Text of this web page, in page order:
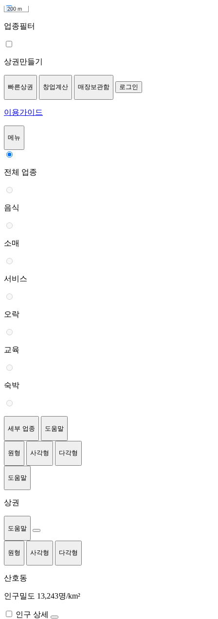
200 m
업종필터
상권만들기
빠른상권 창업계산 매장보관함 로그인
이용가이드
메뉴
전체 업종
음식
소매
서비스
오락
교육
숙박
세부 업종 도움말
원형 사각형 다각형
도움말
상권
도움말
원형 사각형 다각형
산호동
인구밀도 13,243명/km²
인구 상세